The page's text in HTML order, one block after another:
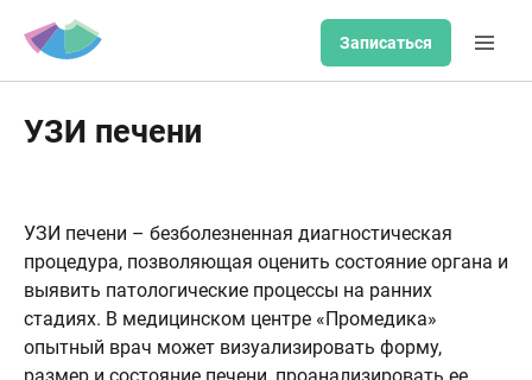
Записаться
УЗИ печени
УЗИ печени – безболезненная диагностическая
процедура, позволяющая оценить состояние органа и
выявить патологические процессы на ранних
стадиях. В медицинском центре «Промедика»
опытный врач может визуализировать форму,